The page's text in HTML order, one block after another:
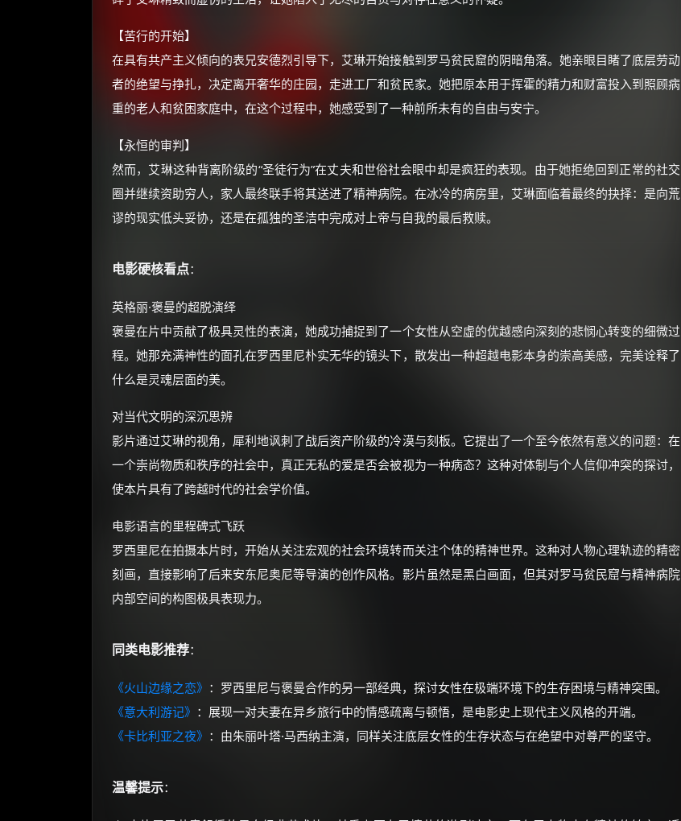
【苦行的开始】
在具有共产主义倾向的表兄安德烈引导下，艾琳开始接触到罗马贫民窟的阴暗角落。她亲眼目睹了底层劳动
者的绝望与挣扎，决定离开奢华的庄园，走进工厂和贫民家。她把原本用于挥霍的精力和财富投入到照顾病
重的老人和贫困家庭中，在这个过程中，她感受到了一种前所未有的自由与安宁。
【永恒的审判】
然而，艾琳这种背离阶级的“圣徒行为”在丈夫和世俗社会眼中却是疯狂的表现。由于她拒绝回到正常的社交
圈并继续资助穷人，家人最终联手将其送进了精神病院。在冰冷的病房里，艾琳面临着最终的抉择：是向荒
谬的现实低头妥协，还是在孤独的圣洁中完成对上帝与自我的最后救赎。
电影硬核看点：
英格丽·褒曼的超脱演绎
褒曼在片中贡献了极具灵性的表演，她成功捕捉到了一个女性从空虚的优越感向深刻的悲悯心转变的细微过
程。她那充满神性的面孔在罗西里尼朴实无华的镜头下，散发出一种超越电影本身的崇高美感，完美诠释了
什么是灵魂层面的美。
对当代文明的深沉思辨
影片通过艾琳的视角，犀利地讽刺了战后资产阶级的冷漠与刻板。它提出了一个至今依然有意义的问题：在
一个崇尚物质和秩序的社会中，真正无私的爱是否会被视为一种病态？这种对体制与个人信仰冲突的探讨，
使本片具有了跨越时代的社会学价值。
电影语言的里程碑式飞跃
罗西里尼在拍摄本片时，开始从关注宏观的社会环境转而关注个体的精神世界。这种对人物心理轨迹的精密
刻画，直接影响了后来安东尼奥尼等导演的创作风格。影片虽然是黑白画面，但其对罗马贫民窟与精神病院
内部空间的构图极具表现力。
同类电影推荐：
《火山边缘之恋》 ：罗西里尼与褒曼合作的另一部经典，探讨女性在极端环境下的生存困境与精神突围。
《意大利游记》 ：展现一对夫妻在异乡旅行中的情感疏离与顿悟，是电影史上现代主义风格的开端。
《卡比利亚之夜》 ：由朱丽叶塔·马西纳主演，同样关注底层女性的生存状态与在绝望中对尊严的坚守。
温馨提示：
☕
优惠券、活动红包，每日可领。